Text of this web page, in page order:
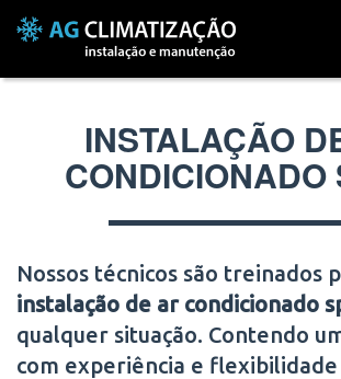
INSTALAÇÃO
CONDICIONADO
Nossos técnicos são treinados
instalação de ar condicionado
qualquer situação. Contendo
com experiência e